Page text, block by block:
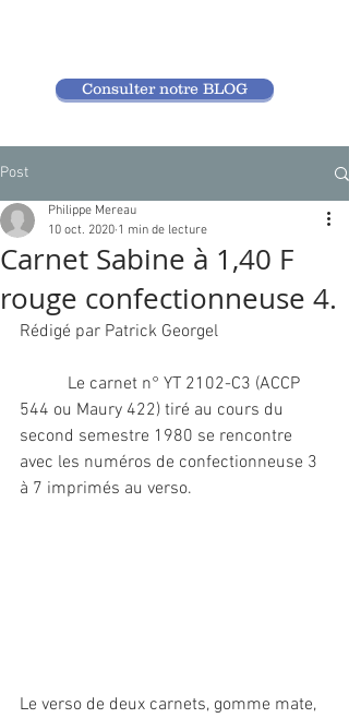
Consulter notre BLOG
Post
Carnet Sabine à 1,40 F
rouge confectionneuse 4.
Philippe Mereau
10 oct. 2020 1 min de lecture
Rédigé par Patrick Georgel
544 ou Maury 422) tiré au cours du
second semestre 1980 se rencontre
avec les numéros de confectionneuse 3
Le verso de deux carnets, gomme mate,